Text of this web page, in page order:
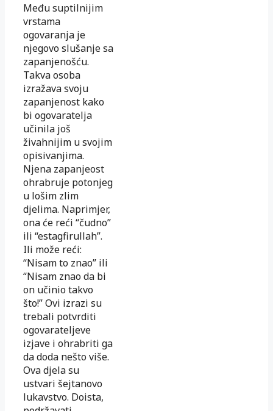
Među suptilnijim
vrstama
ogovaranja je
njegovo slušanje sa
zapanjenošću.
Takva osoba
izražava svoju
zapanjenost kako
bi ogovaratelja
učinila još
živahnijim u svojim
opisivanjima.
Njena zapanjeost
ohrabruje potonjeg
u lošim zlim
djelima. Naprimjer,
ona će reći “čudno”
ili “estagfirullah”.
Ili može reći:
“Nisam to znao” ili
“Nisam znao da bi
on učinio takvo
što!” Ovi izrazi su
trebali potvrditi
ogovarateljeve
izjave i ohrabriti ga
da doda nešto više.
Ova djela su
ustvari šejtanovo
lukavstvo. Doista,